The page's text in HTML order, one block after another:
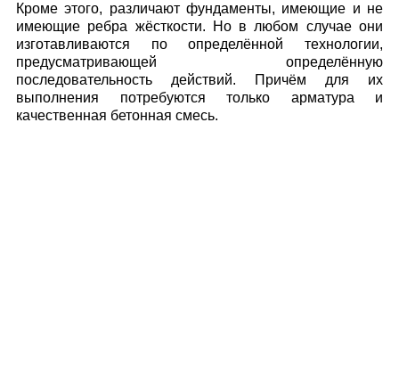
Кроме этого, различают фундаменты, имеющие и не
имеющие ребра жёсткости. Но в любом случае они
изготавливаются по определённой технологии,
предусматривающей определённую
последовательность действий. Причём для их
выполнения потребуются только арматура и
качественная бетонная смесь.